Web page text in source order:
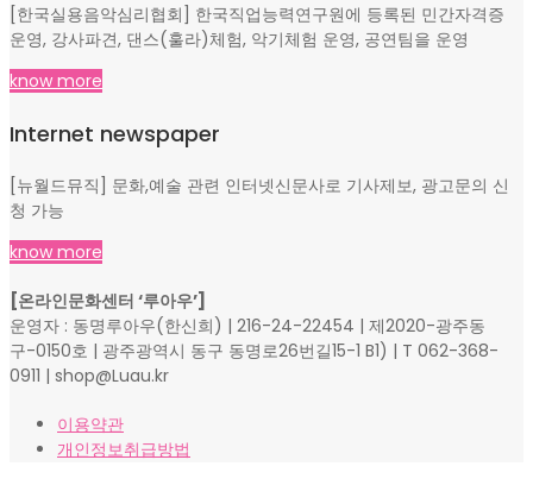
[한국실용음악심리협회] 한국직업능력연구원에 등록된 민간자격증
운영, 강사파견, 댄스(훌라)체험, 악기체험 운영, 공연팀을 운영
know more
Internet newspaper
[뉴월드뮤직] 문화,예술 관련 인터넷신문사로 기사제보, 광고문의 신
청 가능
know more
[온라인문화센터 ‘루아우’]
운영자 : 동명루아우(한신희) | 216-24-22454 | 제2020-광주동
구-0150호 | 광주광역시 동구 동명로26번길15-1 B1) | T 062-368-
0911 | shop@Luau.kr
이용약관
개인정보취급방법